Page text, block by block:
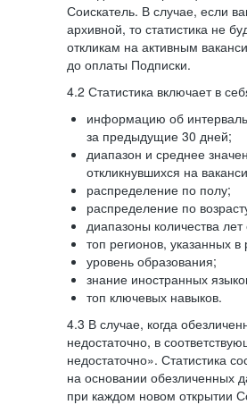
Соискатель. В случае, если
архивной, то статистика не
откликам на активным
до оплаты Подписки.
4.2 Статистика включает в
информацию об
за предыдущие 30 дней;
диапазон и среднее
откликнувшихся на
распределение по полу;
распределение по
диапазоны количества
топ регионов, указанных
уровень образования;
знание иностранных
топ ключевых навыков.
4.3 В случае, когда
недостаточно, в
недостаточно». Статистика
на основании обезличенных
при каждом новом открытии